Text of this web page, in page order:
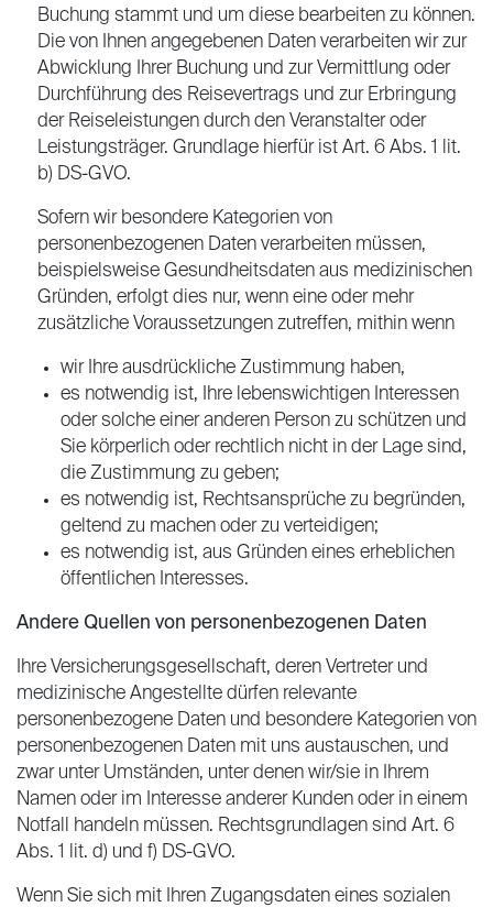
Buchung stammt und um diese bearbeiten zu können.
Die von Ihnen angegebenen Daten verarbeiten wir zur
Abwicklung Ihrer Buchung und zur Vermittlung oder
Durchführung des Reisevertrags und zur Erbringung
der Reiseleistungen durch den Veranstalter oder
Leistungsträger. Grundlage hierfür ist Art. 6 Abs. 1 lit.
b) DS-GVO.
Sofern wir besondere Kategorien von
personenbezogenen Daten verarbeiten müssen,
beispielsweise Gesundheitsdaten aus medizinischen
Gründen, erfolgt dies nur, wenn eine oder mehr
zusätzliche Voraussetzungen zutreffen, mithin wenn
wir Ihre ausdrückliche Zustimmung haben,
es notwendig ist, Ihre lebenswichtigen Interessen
oder solche einer anderen Person zu schützen und
Sie körperlich oder rechtlich nicht in der Lage sind,
die Zustimmung zu geben;
es notwendig ist, Rechtsansprüche zu begründen,
geltend zu machen oder zu verteidigen;
es notwendig ist, aus Gründen eines erheblichen
öffentlichen Interesses.
Andere Quellen von personenbezogenen Daten
Ihre Versicherungsgesellschaft, deren Vertreter und
medizinische Angestellte dürfen relevante
personenbezogene Daten und besondere Kategorien von
personenbezogenen Daten mit uns austauschen, und
zwar unter Umständen, unter denen wir/sie in Ihrem
Namen oder im Interesse anderer Kunden oder in einem
Notfall handeln müssen. Rechtsgrundlagen sind Art. 6
Abs. 1 lit. d) und f) DS-GVO.
Wenn Sie sich mit Ihren Zugangsdaten eines sozialen